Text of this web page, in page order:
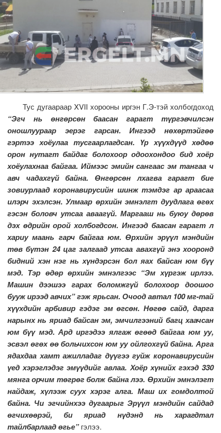
Тус дугаараар XVII хорооны иргэн Г.Э-тэй холбогдоход
“Эгч нь өнгөрсөн баасан гарагт түргэвчилсэн
оношлуураар эерэг гарсан. Ингээд нөхөртэйгөө
гэртээ хоёулаа тусгаарлагдсан. Үр хүүхдүүд хөдөө
орон нутагт байдаг болохоор одоохондоо бид хоёр
хоёулахнаа байгаа. Иймээс эмийн сангаас эм тангаа ч
авч чадахгүй байна. Өнгөрсөн лхагва гарагт бие
зовиурлаад коронавирусийн шинж тэмдэг ар араасаа
илэрч эхэлсэн. Улмаар өрхийн эмнэлгт дуудлага өгөх
гэсэн боловч утсаа аваагүй. Маргааш нь буюу дөрөв
дэх өдрийн орой холбогдсон. Ингээд баасан гарагт л
хариу маань гарч байгаа юм. Өрхийн эрүүл мэндийн
төв бүтэн 24 цаг залгаад утсаа авахгүй энэ хооронд
бидний хэн нэг нь хүндэрсэн бол яах байсан юм бүү
мэд. Тэр өдөр өрхийн эмнэлгээс “Эм хүргэж ирлээ.
Машин дээшээ гарах боломжгүй болохоор доошоо
бууж ирээд авчих” гэж ярьсан. Очоод автал 100 мг-тай
хүүхдийн арбивир гэдэг эм өгсөн. Нөгөө сайд, дарга
нарынх нь яриад байсан эм, эмчилгээний багц хаачсан
юм бүү мэд. Ард иргэдээ ялгаж өгөөд байгаа юм уу,
эсвэл өгөх өө больчихсон юм уу ойлгохгүй байна. Арга
ядахдаа хамт ажилладаг дүүгээ гуйж коронавирусийн
үед хэрэглэдэг эмүүдийг авлаа. Хоёр хүнийх гэхэд 330
мянга орчим төгрөг болж байна лээ. Өрхийн эмнэлэгт
найдаж, хүлээж суух хэрэг алга. Маш их гомдолтой
байна. Чи эгчийнхээ дугаарыг Эрүүл мэндийн сайдад
өгчихөөрэй, би яриад нүдэнд нь харагдтал
тайлбарлаад өгье”гэлээ.